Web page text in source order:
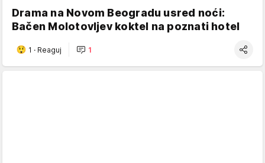
Drama na Novom Beogradu usred noći:
Bačen Molotovljev koktel na poznati hotel
1 · Reaguj 1